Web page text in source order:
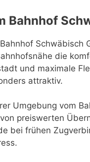
Bahnhof
die
und maximale
attraktiv.
Umgebung vom
preiswerten
bei frühen